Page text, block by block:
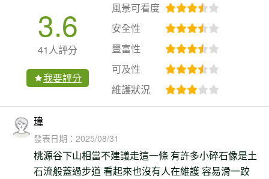
3.6
41人評分
我要評分
風景可看度
安全性
豐富性
可及性
維護狀況
瑋
發表日期： 2025/08/31
桃源谷下山相當不建議走這一條 有許多小碎石像是土
石流般蓋過步道 看起來也沒有人在維護 容易滑一跤